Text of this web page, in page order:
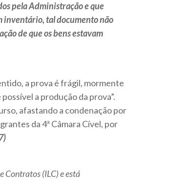
pela Administração e que
inventário, tal documento não
de que os bens estavam
a prova é frágil, mormente
a produção da prova”.
afastando a condenação por
da 4ª Câmara Cível, por
Contratos (ILC) e está